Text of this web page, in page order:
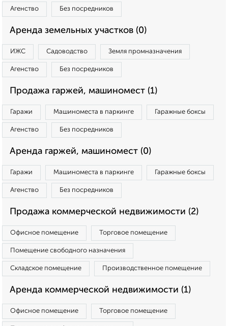
Агенство Без посредников
Аренда земельных участков (0)
ИЖС Садоводство Земля промназначения
Агенство Без посредников
Продажа гаржей, машиномест (1)
Гаражи Машиноместа в паркинге Гаражные боксы
Агенство Без посредников
Аренда гаржей, машиномест (0)
Гаражи Машиноместа в паркинге Гаражные боксы
Агенство Без посредников
Продажа коммерческой недвижимости (2)
Офисное помещение Торговое помещение
Помещение свободного назначения
Складское помещение Производственное помещение
Аренда коммерческой недвижимости (1)
Офисное помещение Торговое помещение